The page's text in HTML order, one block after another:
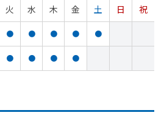
火 水 木 金 土 日
祝
● ● ● ● ●
● ● ● ●